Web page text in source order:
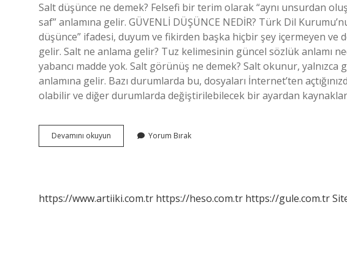
Salt düşünce ne demek? Felsefi bir terim olarak “aynı unsurdan
saf” anlamına gelir. GÜVENLİ DÜŞÜNCE NEDİR? Türk Dil
düşünce” ifadesi, duyum ve fikirden başka hiçbir şey içermeyen ve
gelir. Salt ne anlama gelir? Tuz kelimesinin güncel sözlük anlamı
yabancı madde yok. Salt görünüş ne demek? Salt okunur,
anlamına gelir. Bazı durumlarda bu, dosyaları İnternet’ten
olabilir ve diğer durumlarda değiştirilebilecek bir ayardan
Devamını okuyun
Güç
Yorum Bırak
https://www.artiiki.com.tr https://heso.com.tr https://gule.com.tr